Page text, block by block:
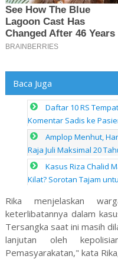
Baca Juga
Daftar 10 RS
Komentar Sadis ke
Amplop Menhut,
Raja Juli Maksimal 20
Kasus Riza Chalid
Kilat? Sorotan Tajam
Rika menjelaskan
keterlibatannya dalam
Tersangka saat ini masih
lanjutan oleh
Pemasyarakatan," kata